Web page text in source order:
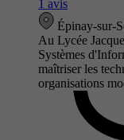
1 avis
Épinay-sur-
Au Lycée
Systèmes
maîtriser les
organisations